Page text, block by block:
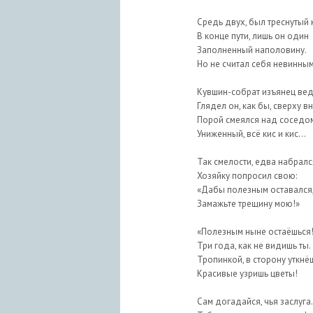
Средь двух, был треснутый
В конце пути, лишь он один
Заполненный наполовину.
Но не считал себя
Кувшин-собрат изъянец
Глядел он, как бы, сверху
Порой смеялся над
Униженный, всё кис и кис…
Так смелости, едва
Хозяйку попросил свою:
«Дабы полезным оставался,
Замажьте трещину мою!»
«Полезным ныне остаёшься!
Три года, как не видишь ты.
Тропинкой, в сторону
Красивые узришь цветы!
Сам догадайся, чья